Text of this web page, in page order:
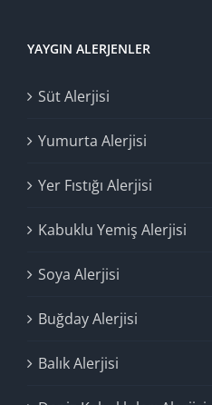
YAYGIN ALERJENLER
Süt Alerjisi
Yumurta Alerjisi
Yer Fıstığı Alerjisi
Kabuklu Yemiş Alerjisi
Soya Alerjisi
Buğday Alerjisi
Balık Alerjisi